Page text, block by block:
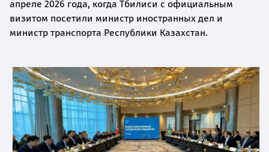
апреле 2026 года, когда Тбилиси с официальным
визитом посетили министр иностранных дел и
министр транспорта Республики Казахстан.